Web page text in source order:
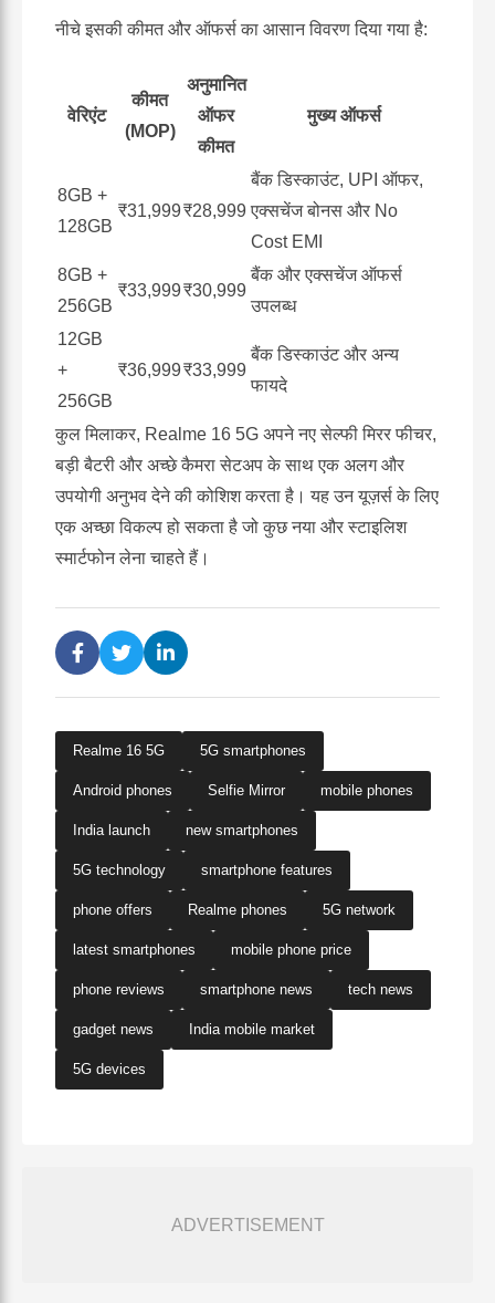
नीचे इसकी कीमत और ऑफर्स का आसान विवरण दिया गया है:
वेरिएंट
कीमत
(MOP)
अनुमानित
ऑफर
कीमत
मुख्य ऑफर्स
8GB +
128GB
₹31,999₹28,999
बैंक डिस्काउंट, UPI ऑफर,
एक्सचेंज बोनस और No
Cost EMI
8GB +
256GB
₹33,999₹30,999
बैंक और एक्सचेंज ऑफर्स
उपलब्ध
12GB
+
256GB
₹36,999₹33,999
बैंक डिस्काउंट और अन्य
फायदे
कुल मिलाकर, Realme 16 5G अपने नए सेल्फी मिरर फीचर,
बड़ी बैटरी और अच्छे कैमरा सेटअप के साथ एक अलग और
उपयोगी अनुभव देने की कोशिश करता है। यह उन यूज़र्स के लिए
एक अच्छा विकल्प हो सकता है जो कुछ नया और स्टाइलिश
स्मार्टफोन लेना चाहते हैं।
Realme 16 5G 5G smartphones
Android phones Selfie Mirror mobile phones
India launch new smartphones
5G technology smartphone features
phone offers Realme phones 5G network
latest smartphones mobile phone price
phone reviews smartphone news tech news
gadget news India mobile market
5G devices
ADVERTISEMENT